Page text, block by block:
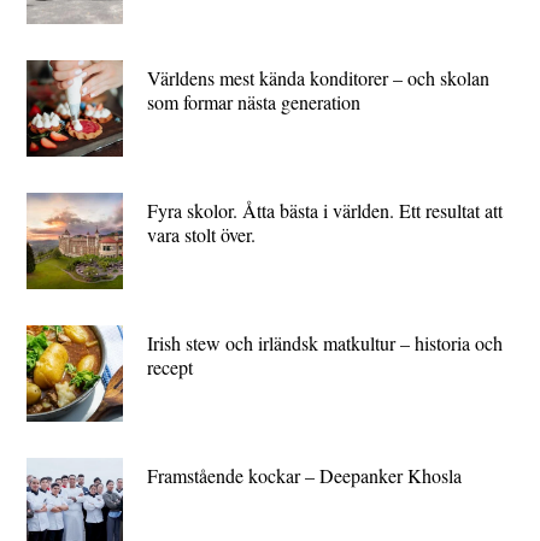
Världens mest kända konditorer – och skolan
som formar nästa generation
Fyra skolor. Åtta bästa i världen. Ett resultat att
vara stolt över.
Irish stew och irländsk matkultur – historia och
recept
Framstående kockar – Deepanker Khosla